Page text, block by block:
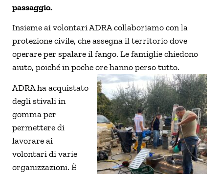
passaggio.
Insieme ai volontari ADRA collaboriamo con la
protezione civile, che assegna il territorio dove
operare per spalare il fango. Le famiglie chiedono
aiuto, poiché in poche ore hanno perso tutto.
ADRA ha acquistato
degli stivali in
gomma per
permettere di
lavorare ai
volontari di varie
organizzazioni. È